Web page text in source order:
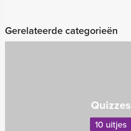
Gerelateerde categorieën
Quizzes
10 uitjes